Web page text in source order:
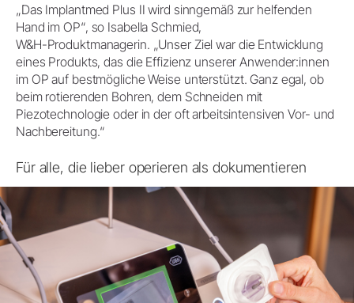
„Das Implantmed Plus II wird sinngemäß zur helfenden
Hand im OP“, so Isabella Schmied,
W&H-Produktmanagerin. „Unser Ziel war die Entwicklung
eines Produkts, das die Effizienz unserer Anwender:innen
im OP auf bestmögliche Weise unterstützt. Ganz egal, ob
beim rotierenden Bohren, dem Schneiden mit
Piezotechnologie oder in der oft arbeitsintensiven Vor- und
Nachbereitung.“
Für alle, die lieber operieren als dokumentieren